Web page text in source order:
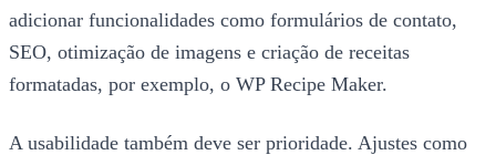
adicionar funcionalidades como formulários de contato,
SEO, otimização de imagens e criação de receitas
formatadas, por exemplo, o WP Recipe Maker.
A usabilidade também deve ser prioridade. Ajustes como